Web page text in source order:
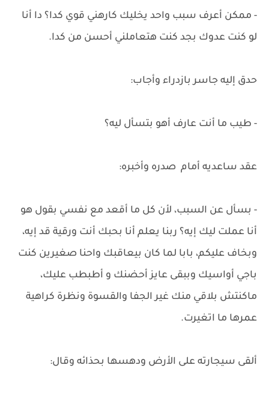
- ممكن أعرف سبب واحد يخليك كارهني قوي كدا؟ دا أنا
لو كنت عدوك بجد كنت هتعاملني أحسن من كدا.
حدق إليه جاسر بازدراء وأجاب:
- طيب ما أنت عارف أهو بتسأل ليه؟
عقد ساعديه أمام صدره وأخبره:
- بسأل عن السبب، لأن كل ما أقعد مع نفسي بقول هو
أنا عملت ليك إيه؟ ربنا يعلم أنا بحبك أنت ورقية قد إيه،
وبخاف عليكم، بابا لما كان بيعاقبك واحنا صغيرين كنت
باجي أواسيك وببقى عايز أحضنك و أطبطب عليك،
ماكنتش بلاقي منك غير الجفا والقسوة ونظرة كراهية
عمرها ما اتغيرت.
ألقى سيجارته على الأرض ودهسها بحذائه وقال: